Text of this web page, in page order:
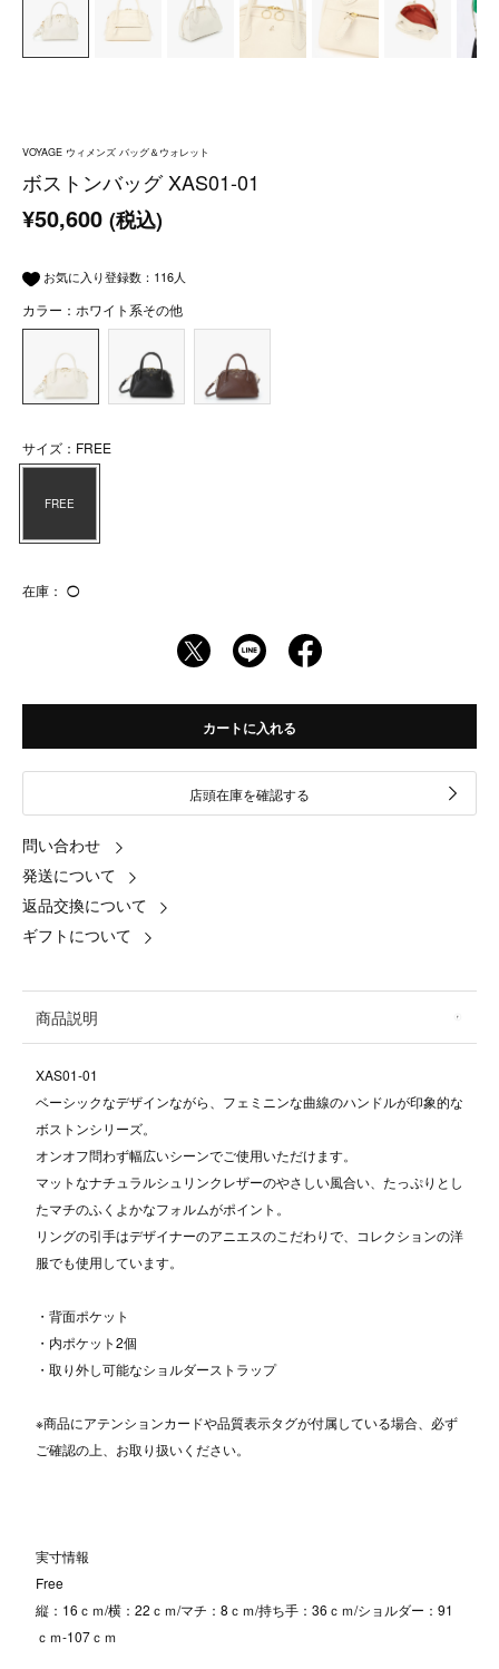
VOYAGE ウィメンズ バッグ＆ウォレット
ボストンバッグ XAS01-01
¥50,600 (税込)
お気に入り登録数： 116人
カラー：ホワイト系その他
サイズ：FREE
FREE
在庫： ◯
カートに入れる
店頭在庫を確認する
問い合わせ
発送について
返品交換について
ギフトについて
商品説明
XAS01-01
ベーシックなデザインながら、フェミニンな曲線のハンドルが印象的な
ボストンシリーズ。
オンオフ問わず幅広いシーンでご使用いただけます。
マットなナチュラルシュリンクレザーのやさしい風合い、たっぷりとし
たマチのふくよかなフォルムがポイント。
リングの引手はデザイナーのアニエスのこだわりで、コレクションの洋
服でも使用しています。
・背面ポケット
・内ポケット2個
・取り外し可能なショルダーストラップ
※商品にアテンションカードや品質表示タグが付属している場合、必ず
ご確認の上、お取り扱いください。
実寸情報
Free
縦：16ｃｍ/横：22ｃｍ/マチ：8ｃｍ/持ち手：36ｃｍ/ショルダー：91
ｃｍ-107ｃｍ